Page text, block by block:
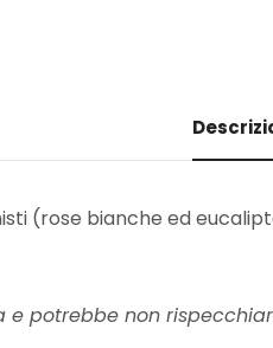
(rose bianche ed
potrebbe non